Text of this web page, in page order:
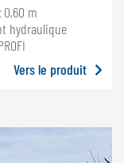
0,60 m
hydraulique
Vers le produit